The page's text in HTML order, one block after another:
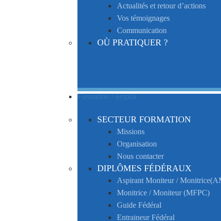
Actualités et retour d’actions
Vos témoignages
Communication
OÙ PRATIQUER ?
Formation / emploi
SECTEUR FORMATION
Missions
Organisation
Nous contacter
DIPLÔMES FÉDÉRAUX
Aspirant Moniteur /
Monitrice / Moniteur (MFPC)
Guide Fédéral
Entraineur Fédéral